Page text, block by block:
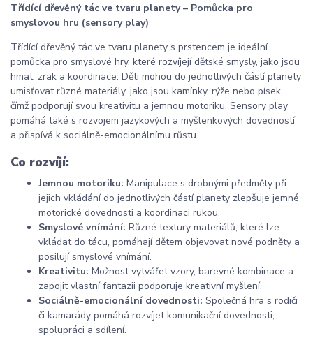
Třídící dřevěný tác ve tvaru planety – Pomůcka pro
smyslovou hru (sensory play)
Třídící dřevěný tác ve tvaru planety s prstencem je ideální
pomůcka pro smyslové hry, které rozvíjejí dětské smysly, jako jsou
hmat, zrak a koordinace. Děti mohou do jednotlivých částí planety
umisťovat různé materiály, jako jsou kamínky, rýže nebo písek,
čímž podporují svou kreativitu a jemnou motoriku. Sensory play
pomáhá také s rozvojem jazykových a myšlenkových dovedností
a přispívá k sociálně-emocionálnímu růstu.
Co rozvíjí:
Jemnou motoriku: Manipulace s drobnými předměty při
jejich vkládání do jednotlivých částí planety zlepšuje jemné
motorické dovednosti a koordinaci rukou.
Smyslové vnímání: Různé textury materiálů, které lze
vkládat do tácu, pomáhají dětem objevovat nové podněty a
posilují smyslové vnímání.
Kreativitu: Možnost vytvářet vzory, barevné kombinace a
zapojit vlastní fantazii podporuje kreativní myšlení.
Sociálně-emocionální dovednosti: Společná hra s rodiči
či kamarády pomáhá rozvíjet komunikační dovednosti,
spolupráci a sdílení.